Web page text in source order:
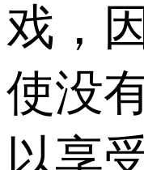
戏，
使没
以享